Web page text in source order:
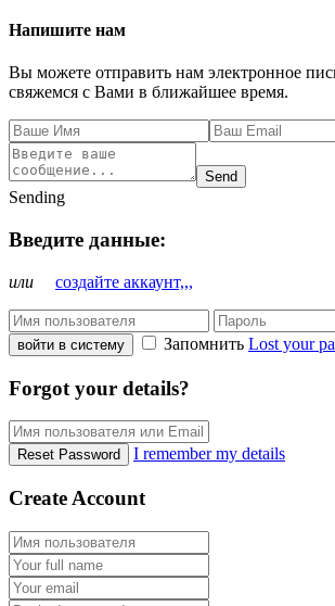
Напишите нам
Вы можете отправить нам электронное
свяжемся с Вами в ближайшее время.
Send
Sending
Введите данные:
или создайте аккаунт,,,
войти в систему Запомнить Lost your
Forgot your details?
Reset Password I remember my details
Create Account